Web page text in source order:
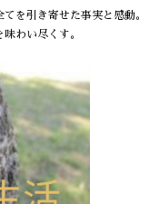
を引き寄せた事実と感動。
わい尽くす。